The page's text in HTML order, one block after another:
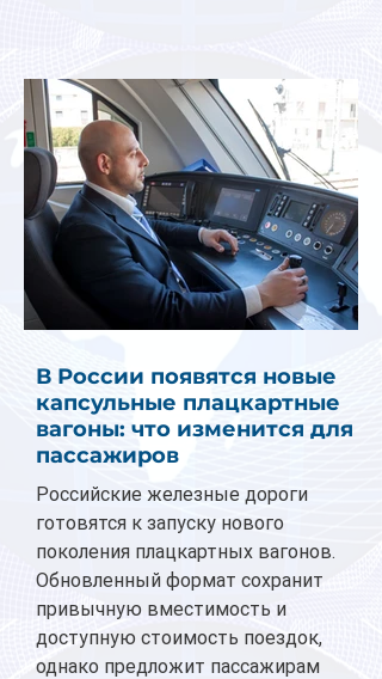
В России появятся новые
капсульные плацкартные
вагоны: что изменится для
пассажиров
Российские железные дороги
готовятся к запуску нового
поколения плацкартных вагонов.
Обновленный формат сохранит
привычную вместимость и
доступную стоимость поездок,
однако предложит пассажирам